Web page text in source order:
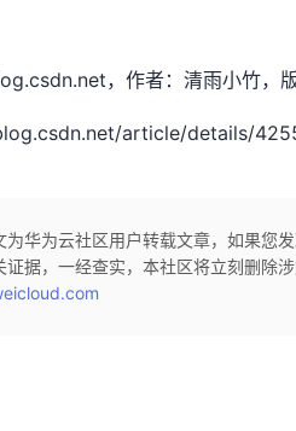
，作者：清雨小竹，
article/details/
为华为云社区用户转载文章，如果您
据，一经查实，本社区将立刻删除涉